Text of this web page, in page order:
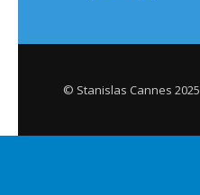
© Stanislas Cannes 2025